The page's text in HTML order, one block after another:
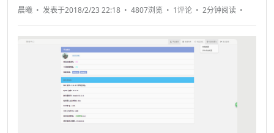
晨曦 发表于2018/2/23 22:18 4807浏览 1评论 2分钟阅读